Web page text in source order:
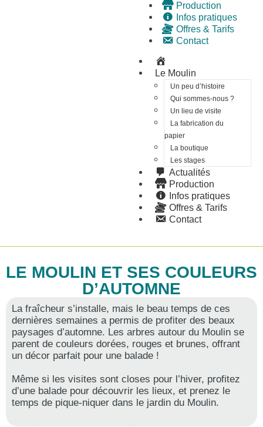
Production
Infos pratiques
Offres & Tarifs
Contact
c
u
Le Moulin
Un peu d’histoire
Qui sommes-nous ?
Un lieu de visite
La fabrication du
papier
La boutique
Les stages
Actualités
Production
Infos pratiques
Offres & Tarifs
Contact
LE MOULIN ET SES COULEURS
D’AUTOMNE
La fraîcheur s’installe, mais le beau temps de ces
dernières semaines a permis de profiter des beaux
paysages d’automne. Les arbres autour du Moulin se
parent de couleurs dorées, rouges et brunes, offrant
un décor parfait pour une balade !
Même si les visites sont closes pour l’hiver, profitez
d’une balade pour découvrir les lieux, et prenez le
temps de pique-niquer dans le jardin du Moulin.